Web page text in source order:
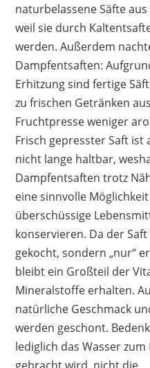
naturbelassene Säfte
weil sie durch
werden. Außerdem
Dampfentsaften:
Erhitzung sind fertige
zu frischen Getränken
Fruchtpresse weniger
Frisch gepresster Saft ist
nicht lange haltbar,
Dampfentsaften trotz
eine sinnvolle
überschüssige
konservieren. Da der
gekocht, sondern „nur“
bleibt ein Großteil der
Mineralstoffe erhalten.
natürliche Geschmack
werden geschont.
lediglich das Wasser zum